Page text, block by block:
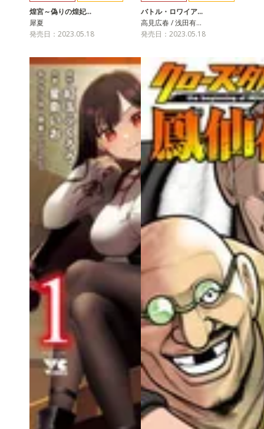
煌宮～偽りの煌妃…
犀夏
発売日：2023.05.18
バトル・ロワイア…
高見広春 / 浅田有…
発売日：2023.05.18